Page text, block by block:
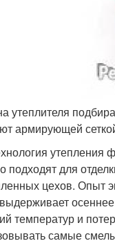
утеплителя
армирующей
подходят для
цехов. Опыт
температур и
самые